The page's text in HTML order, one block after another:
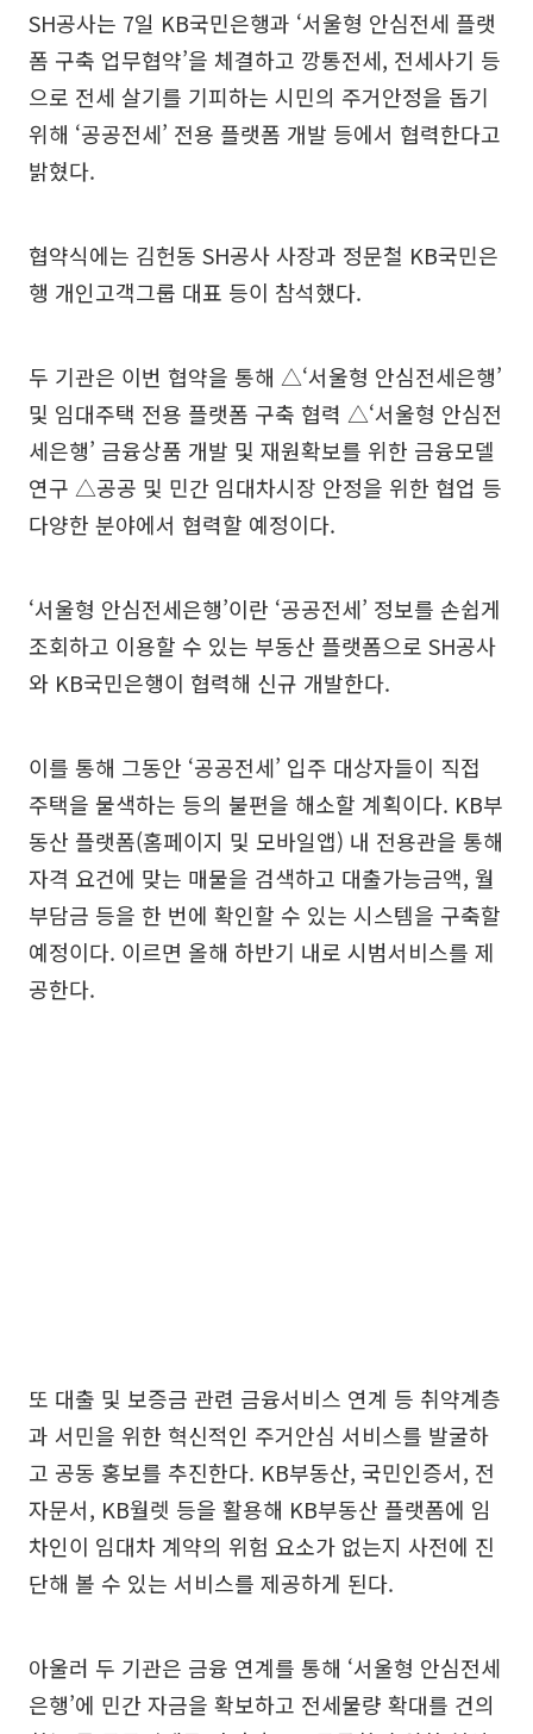
SH공사는 7일 KB국민은행과 ‘서울형 안심전세 플랫
폼 구축 업무협약’을 체결하고 깡통전세, 전세사기 등
으로 전세 살기를 기피하는 시민의 주거안정을 돕기
위해 ‘공공전세’ 전용 플랫폼 개발 등에서 협력한다고
밝혔다.
협약식에는 김헌동 SH공사 사장과 정문철 KB국민은
행 개인고객그룹 대표 등이 참석했다.
두 기관은 이번 협약을 통해 △‘서울형 안심전세은행’
및 임대주택 전용 플랫폼 구축 협력 △‘서울형 안심전
세은행’ 금융상품 개발 및 재원확보를 위한 금융모델
연구 △공공 및 민간 임대차시장 안정을 위한 협업 등
다양한 분야에서 협력할 예정이다.
‘서울형 안심전세은행’이란 ‘공공전세’ 정보를 손쉽게
조회하고 이용할 수 있는 부동산 플랫폼으로 SH공사
와 KB국민은행이 협력해 신규 개발한다.
이를 통해 그동안 ‘공공전세’ 입주 대상자들이 직접
주택을 물색하는 등의 불편을 해소할 계획이다. KB부
동산 플랫폼(홈페이지 및 모바일앱) 내 전용관을 통해
자격 요건에 맞는 매물을 검색하고 대출가능금액, 월
부담금 등을 한 번에 확인할 수 있는 시스템을 구축할
예정이다. 이르면 올해 하반기 내로 시범서비스를 제
공한다.
또 대출 및 보증금 관련 금융서비스 연계 등 취약계층
과 서민을 위한 혁신적인 주거안심 서비스를 발굴하
고 공동 홍보를 추진한다. KB부동산, 국민인증서, 전
자문서, KB월렛 등을 활용해 KB부동산 플랫폼에 임
차인이 임대차 계약의 위험 요소가 없는지 사전에 진
단해 볼 수 있는 서비스를 제공하게 된다.
아울러 두 기관은 금융 연계를 통해 ‘서울형 안심전세
은행’에 민간 자금을 확보하고 전세물량 확대를 건의